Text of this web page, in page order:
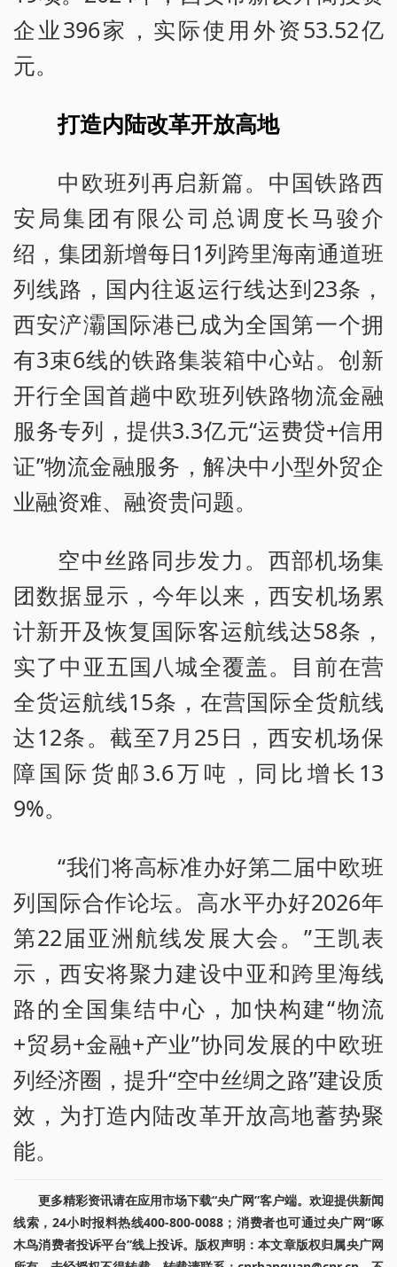
企业396家，实际使用外资53.52亿
元。
打造内陆改革开放高地
中欧班列再启新篇。中国铁路西
安局集团有限公司总调度长马骏介
绍，集团新增每日1列跨里海南通道班
列线路，国内往返运行线达到23条，
西安浐灞国际港已成为全国第一个拥
有3束6线的铁路集装箱中心站。创新
开行全国首趟中欧班列铁路物流金融
服务专列，提供3.3亿元“运费贷+信用
证”物流金融服务，解决中小型外贸企
业融资难、融资贵问题。
空中丝路同步发力。西部机场集
团数据显示，今年以来，西安机场累
计新开及恢复国际客运航线达58条，
实了中亚五国八城全覆盖。目前在营
全货运航线15条，在营国际全货航线
达12条。截至7月25日，西安机场保
障国际货邮3.6万吨，同比增长13
9%。
“我们将高标准办好第二届中欧班
列国际合作论坛。高水平办好2026年
第22届亚洲航线发展大会。”王凯表
示，西安将聚力建设中亚和跨里海线
路的全国集结中心，加快构建“物流
+贸易+金融+产业”协同发展的中欧班
列经济圈，提升“空中丝绸之路”建设质
效，为打造内陆改革开放高地蓄势聚
能。
更多精彩资讯请在应用市场下载“央广网”客户端。欢迎提供新闻
线索，24小时报料热线400-800-0088；消费者也可通过央广网“啄
木鸟消费者投诉平台”线上投诉。版权声明：本文章版权归属央广网